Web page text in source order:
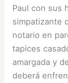
Paul con sus
simpatizante
notario en
tapices
amargada y
deberá